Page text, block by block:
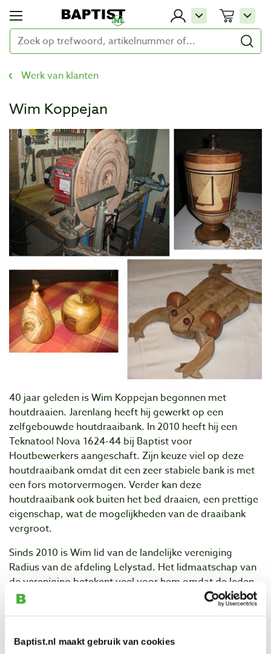
Baptist.nl maakt gebruik van cookies
Werk van klanten
Wim Koppejan
40 jaar geleden is Wim Koppejan begonnen met
houtdraaien. Jarenlang heeft hij gewerkt op een
zelfgebouwde houtdraaibank. In 2010 heeft hij een
Teknatool Nova 1624-44 bij Baptist voor
Houtbewerkers aangeschaft. Zijn keuze viel op deze
houtdraaibank omdat dit een zeer stabiele bank is met
een fors motorvermogen. Verder kan deze
houtdraaibank ook buiten het bed draaien, een prettige
eigenschap, wat de mogelijkheden van de draaibank
vergroot.
Sinds 2010 is Wim lid van de landelijke vereniging
Radius van de afdeling Lelystad. Het lidmaatschap van
de vereniging betekent veel voor hem omdat de leden
veel van elkaar leren. Hij heeft een eigen website
werk kunt bekijken.